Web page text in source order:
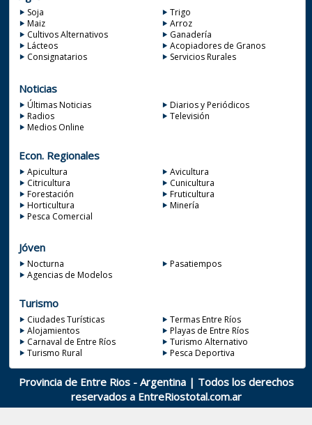
Soja
Trigo
Maiz
Arroz
Cultivos Alternativos
Ganadería
Lácteos
Acopiadores de Granos
Consignatarios
Servicios Rurales
Noticias
Últimas Noticias
Diarios y Periódicos
Radios
Televisión
Medios Online
Econ. Regionales
Apicultura
Avicultura
Citricultura
Cunicultura
Forestación
Fruticultura
Horticultura
Minería
Pesca Comercial
Jóven
Nocturna
Pasatiempos
Agencias de Modelos
Turismo
Ciudades Turísticas
Termas Entre Ríos
Alojamientos
Playas de Entre Ríos
Carnaval de Entre Ríos
Turismo Alternativo
Turismo Rural
Pesca Deportiva
Provincia de Entre Rios - Argentina | Todos los derechos
reservados a EntreRiostotal.com.ar